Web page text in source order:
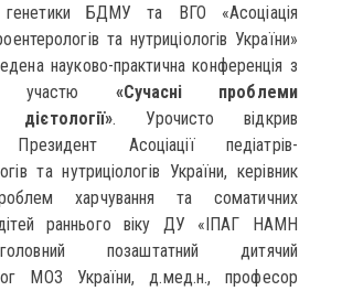
БДМУ та ВГО «Асоціація
та нутриціологів України»
науково-практична конференція з
участю «Сучасні проблеми
дієтології». Урочисто відкрив
Президент Асоціації педіатрів-
та нутриціологів України, керівник
харчування та соматичних
раннього віку ДУ «ІПАГ НАМН
позаштатний дитячий
МОЗ України, д.мед.н., професор